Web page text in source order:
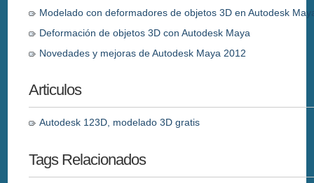
Modelado con deformadores de objetos 3D en Autodesk
Deformación de objetos 3D con Autodesk Maya
Novedades y mejoras de Autodesk Maya 2012
Articulos
Autodesk 123D, modelado 3D gratis
Tags Relacionados